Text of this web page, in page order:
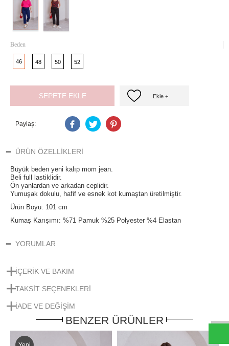
Beden
46 48 50 52
SEPETE EKLE Ekle +
Paylaş:
ÜRÜN ÖZELLIKLERI
Büyük beden yeni kalıp mom jean.
Beli full lastiklidir.
Ön yanlardan ve arkadan ceplidir.
Yumuşak dokulu, hafif ve esnek kot kumaştan üretilmiştir.
Ürün Boyu: 101 cm
Kumaş Karışımı: %71 Pamuk %25 Polyester %4 Elastan
YORUMLAR
İÇERIK VE BAKIM
TAKSIT SEÇENEKLERI
IADE VE DEĞIŞIM
BENZER ÜRÜNLER